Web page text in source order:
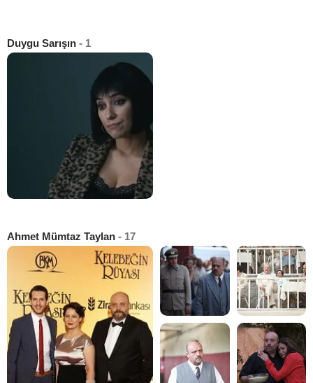
Duygu Sarışın - 1
Ahmet Mümtaz Taylan - 17